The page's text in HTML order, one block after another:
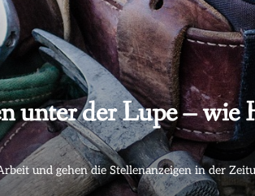
unter der Lupe – wie
und gehen die Stellenanzeigen in der